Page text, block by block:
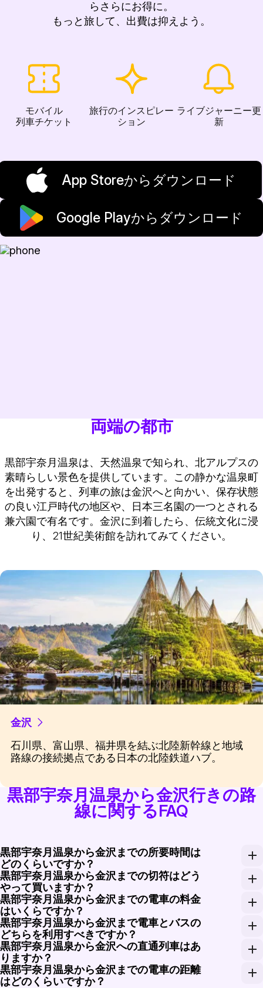
らさらにお得に。
もっと旅して、出費は抑えよう。
モバイル
列車チケット
旅行のインスピレー
ション
ライブジャーニー更
新
App Storeからダウンロード
Google Playからダウンロード
両端の都市
黒部宇奈月温泉は、天然温泉で知られ、北アルプスの
素晴らしい景色を提供しています。この静かな温泉町
を出発すると、列車の旅は金沢へと向かい、保存状態
の良い江戸時代の地区や、日本三名園の一つとされる
兼六園で有名です。金沢に到着したら、伝統文化に浸
り、21世紀美術館を訪れてみてください。
金沢
石川県、富山県、福井県を結ぶ北陸新幹線と地域
路線の接続拠点である日本の北陸鉄道ハブ。
黒部宇奈月温泉から金沢行きの路
線に関するFAQ
黒部宇奈月温泉から金沢までの所要時間は
どのくらいですか？
旅の所要時間は約1.5から2時間で、選択した電車のサ
黒部宇奈月温泉から金沢までの切符はどう
やって買いますか？
黒部宇奈月温泉から金沢までの切符を購入するには、
黒部宇奈月温泉から金沢までの電車の料金
はいくらですか？
黒部宇奈月温泉から金沢までの電車は、エコノミーク
黒部宇奈月温泉から金沢まで電車とバスの
どちらを利用すべきですか？
電車はその速さと快適さからよく勧められ、美しい日
黒部宇奈月温泉から金沢への直通列車はあ
りますか？
直通列車はありませんが、富山などの駅で乗り換えが
黒部宇奈月温泉から金沢までの電車の距離
はどのくらいですか？